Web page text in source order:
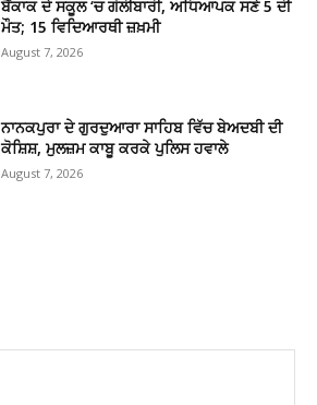
ਬੈਂਕਾਕ ਦੇ ਸਕੂਲ ‘ਚ ਗੋਲੀਬਾਰੀ, ਅਧਿਆਪਕ ਸਣੇ 5 ਦੀ
ਮੌਤ; 15 ਵਿਦਿਆਰਥੀ ਜ਼ਖ਼ਮੀ
August 7, 2026
ਨਾਨਕਪੁਰਾ ਦੇ ਗੁਰਦੁਆਰਾ ਸਾਹਿਬ ਵਿੱਚ ਬੇਅਦਬੀ ਦੀ
ਕੋਸ਼ਿਸ਼, ਮੁਲਜ਼ਮ ਕਾਬੂ ਕਰਕੇ ਪੁਲਿਸ ਹਵਾਲੇ
August 7, 2026